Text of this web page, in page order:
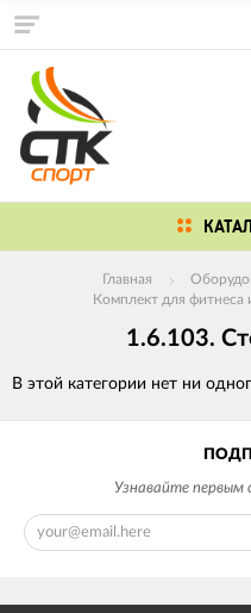
Главная
Комплект для фитнеса
1.6.103.
В этой категории нет ни
Узнавайте первым